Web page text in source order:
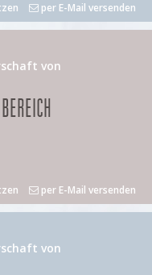
per E-Mail versenden
von
per E-Mail versenden
von